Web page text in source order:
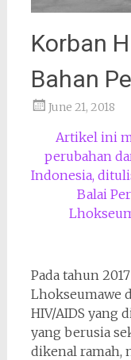
Korban
Bahan
June 21, 2018
Artikel ini
perubahan
Indonesia,
Balai
Pada tahun
Lhokseumawe
HIV/AIDS yang
yang berusia
dikenal ramah,